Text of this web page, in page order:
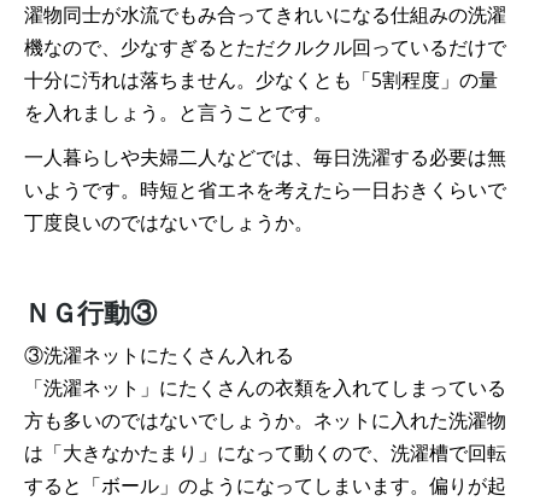
濯物同士が水流でもみ合ってきれいになる仕組みの洗濯
機なので、少なすぎるとただクルクル回っているだけで
十分に汚れは落ちません。少なくとも「5割程度」の量
を入れましょう。と言うことです。
一人暮らしや夫婦二人などでは、毎日洗濯する必要は無
いようです。時短と省エネを考えたら一日おきくらいで
丁度良いのではないでしょうか。
ＮＧ行動③
③洗濯ネットにたくさん入れる
「洗濯ネット」にたくさんの衣類を入れてしまっている
方も多いのではないでしょうか。ネットに入れた洗濯物
は「大きなかたまり」になって動くので、洗濯槽で回転
すると「ボール」のようになってしまいます。偏りが起